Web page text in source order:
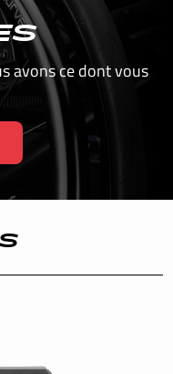
avons ce dont vous